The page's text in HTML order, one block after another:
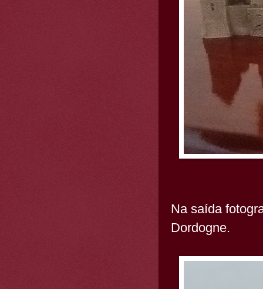
Na saída
Dordogne.